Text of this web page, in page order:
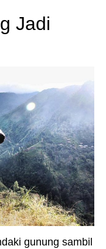
Jadi
gunung sambil